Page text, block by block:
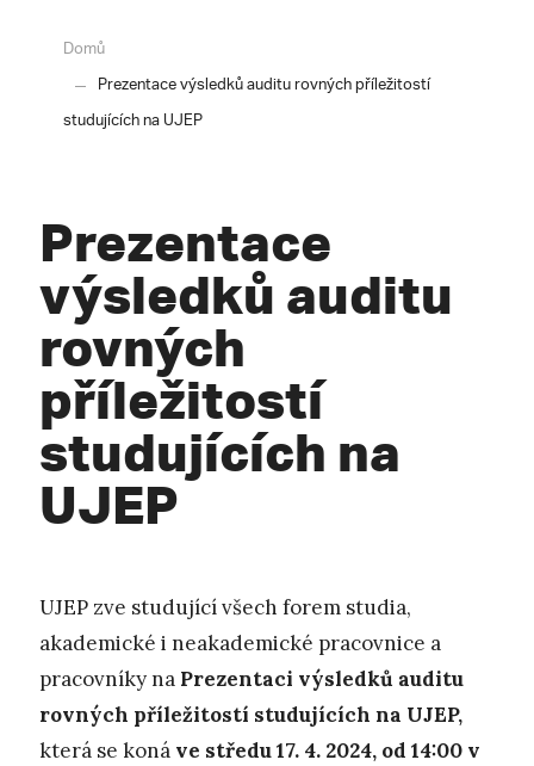
Domů
Prezentace výsledků auditu rovných příležitostí
studujících na UJEP
Prezentace
výsledků auditu
rovných
příležitostí
studujících na
UJEP
UJEP zve studující všech forem studia,
akademické i neakademické pracovnice a
pracovníky na Prezentaci výsledků auditu
rovných příležitostí studujících na UJEP,
která se koná ve středu 17. 4. 2024, od 14:00 v